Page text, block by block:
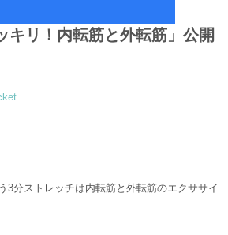
キリ！内転筋と外転筋」公開
3分ストレッチは内転筋と外転筋のエクササイ